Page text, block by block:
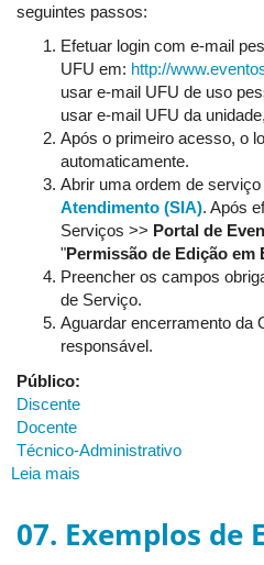
seguintes passos:
Efetuar login com e-mail
UFU em: http://
usar e-mail UFU de uso
usar e-mail UFU da
Após o primeiro acesso, o
automaticamente.
Abrir uma ordem de serviço
Atendimento (SIA). Após
Serviços >> Portal de
"Permissão de Edição em
Preencher os campos
de Serviço.
Aguardar encerramento da
responsável.
Público:
Discente
Docente
Técnico-Administrativo
Leia mais
obter
07. Exemplos de